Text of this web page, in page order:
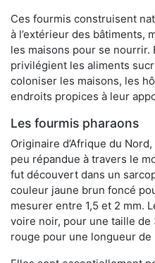
Ces fourmis construisent
à l’extérieur des bâtiments,
les maisons pour se nourrir.
privilégient les aliments
coloniser les maisons, les
endroits propices à leur
Les fourmis pharaons
Originaire d’Afrique du
peu répandue à travers le
fut découvert dans un
couleur jaune brun foncé
mesurer entre 1,5 et 2 mm.
voire noir, pour une taille
rouge pour une longueur de